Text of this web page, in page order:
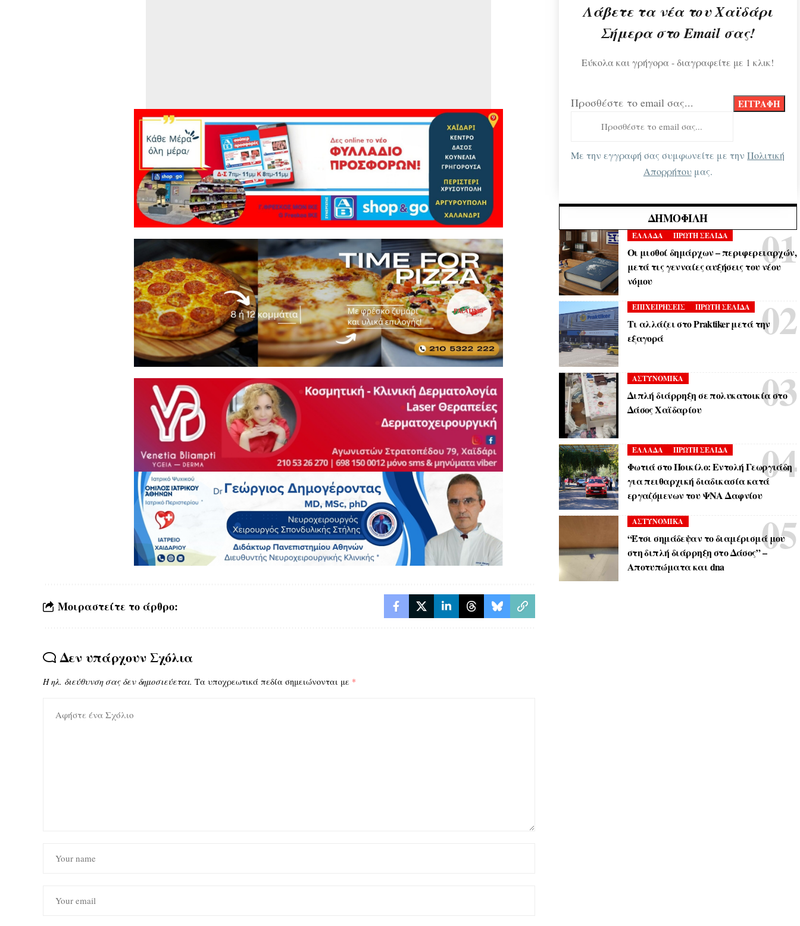
Μοιραστείτε το άρθρο:
Δεν υπάρχουν Σχόλια
Η ηλ. διεύθυνση σας δεν δημοσιεύεται. Τα υποχρεωτικά πεδία σημειώνονται με *
Λάβετε τα νέα του Χαϊδάρι
Σήμερα στο Email σας!
Εύκολα και γρήγορα - διαγραφείτε με 1 κλικ!
Προσθέστε το email σας...
Με την εγγραφή σας συμφωνείτε με τηνΠολιτική
Απορρήτουμας.
ΔΗΜΟΦΙΛΉ
ΕΛΛΑΔΑ ΠΡΩΤΗ ΣΕΛΙΔΑ
Οι μισθοί δημάρχων – περιφερειαρχών,
μετά τις γενναίες αυξήσεις του νέου
νόμου
ΕΠΙΧΕΙΡΗΣΕΙΣ ΠΡΩΤΗ ΣΕΛΙΔΑ
Τι αλλάζει στο Praktiker μετά την
εξαγορά
ΑΣΤΥΝΟΜΙΚΑ
Διπλή διάρρηξη σε πολυκατοικία στο
Δάσος Χαϊδαρίου
ΕΛΛΑΔΑ ΠΡΩΤΗ ΣΕΛΙΔΑ
Φωτιά στο Ποικίλο: Εντολή Γεωργιάδη
για πειθαρχική διαδικασία κατά
εργαζόμενων του ΨΝΑ Δαφνίου
ΑΣΤΥΝΟΜΙΚΑ
“Έτσι σημάδεψαν το διαμέρισμά μου
στη διπλή διάρρηξη στο Δάσος” –
Αποτυπώματα και dna